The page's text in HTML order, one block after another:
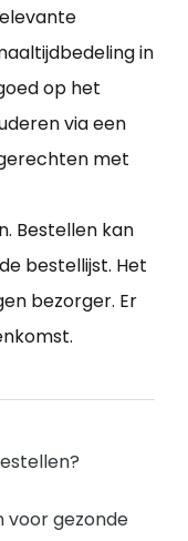
in
op het
via een
met
Bestellen kan
bestellijst. Het
bezorger. Er
voor gezonde